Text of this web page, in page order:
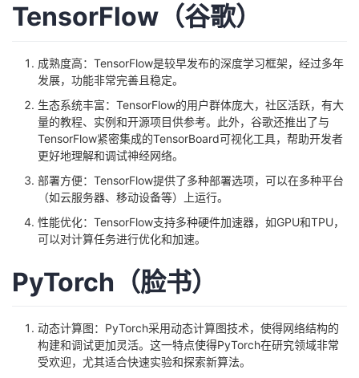
我
的
博
我
的
坛
我
圈
的
我
动
关
TensorFlow（谷歌）
成熟度高：TensorFlow是较早发布的深度学习框架，经过多年
发展，功能非常完善且稳定。
生态系统丰富：TensorFlow的用户群体庞大，社区活跃，有大
量的教程、实例和开源项目供参考。此外，谷歌还推出了与
TensorFlow紧密集成的TensorBoard可视化工具，帮助开发者
更好地理解和调试神经网络。
部署方便：TensorFlow提供了多种部署选项，可以在多种平台
（如云服务器、移动设备等）上运行。
性能优化：TensorFlow支持多种硬件加速器，如GPU和TPU，
可以对计算任务进行优化和加速。
PyTorch（脸书）
动态计算图：PyTorch采用动态计算图技术，使得网络结构的
构建和调试更加灵活。这一特点使得PyTorch在研究领域非常
受欢迎，尤其适合快速实验和探索新算法。